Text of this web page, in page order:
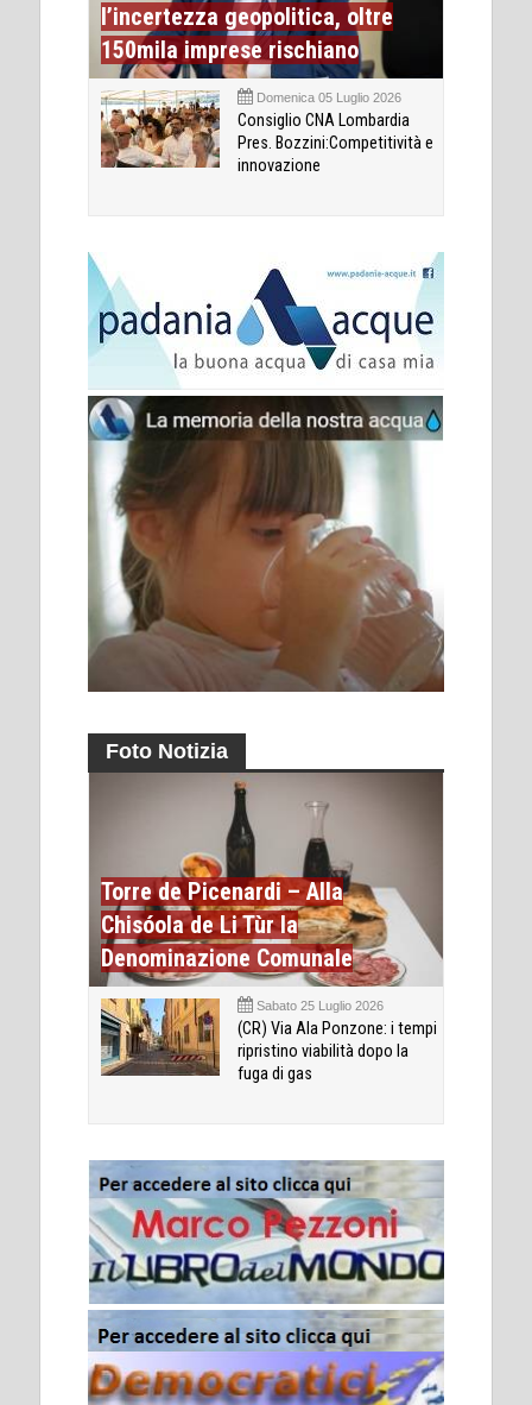
l’incertezza geopolitica, oltre
150mila imprese rischiano
Domenica 05 Luglio 2026
Consiglio CNA Lombardia
Pres. Bozzini:Competitività e
innovazione
Foto Notizia
Torre de Picenardi – Alla
Chisóola de Li Tùr la
Denominazione Comunale
Sabato 25 Luglio 2026
(CR) Via Ala Ponzone: i tempi
ripristino viabilità dopo la
fuga di gas